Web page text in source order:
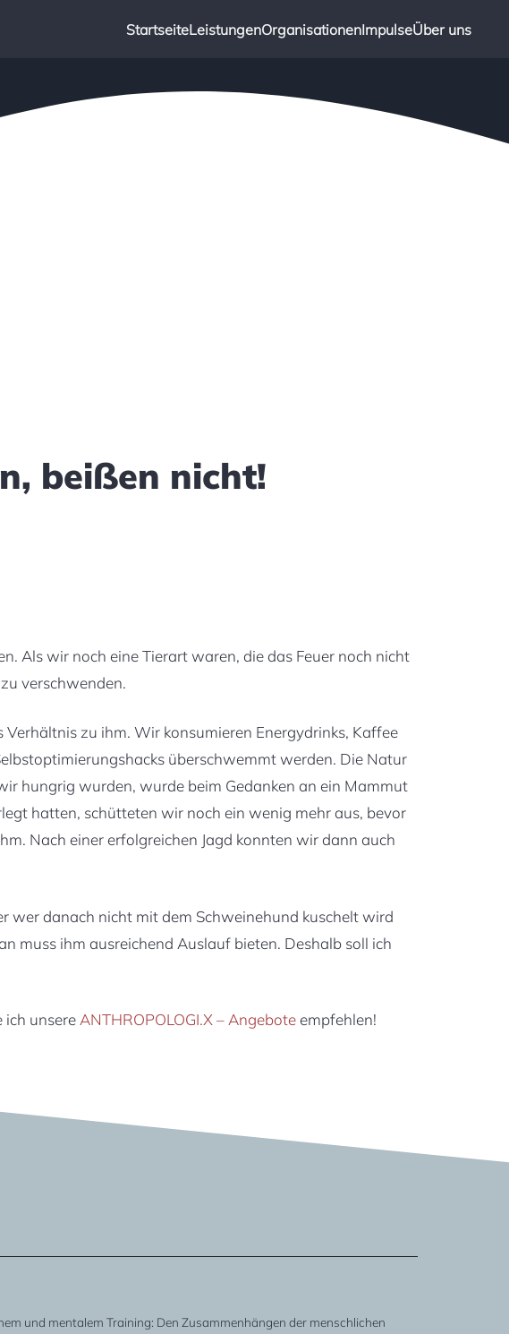
StartseiteLeistungenOrganisationenImpulseÜber uns
beißen nicht!
Als wir noch eine Tierart waren, die das Feuer noch nicht
verschwenden.
zu ihm. Wir konsumieren Energydrinks, Kaffee
überschwemmt werden. Die Natur
hungrig wurden, wurde beim Gedanken an ein Mammut
hatten, schütteten wir noch ein wenig mehr aus, bevor
Nach einer erfolgreichen Jagd konnten wir dann auch
wer danach nicht mit dem Schweinehund kuschelt wird
muss ihm ausreichend Auslauf bieten. Deshalb soll ich
ich unsere ANTHROPOLOGI.X – Angebote empfehlen!
und mentalem Training: Den Zusammenhängen der menschlichen